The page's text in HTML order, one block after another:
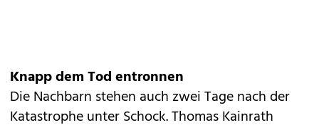
Knapp dem Tod entronnen
Die Nachbarn stehen auch zwei Tage nach der
Katastrophe unter Schock. Thomas Kainrath